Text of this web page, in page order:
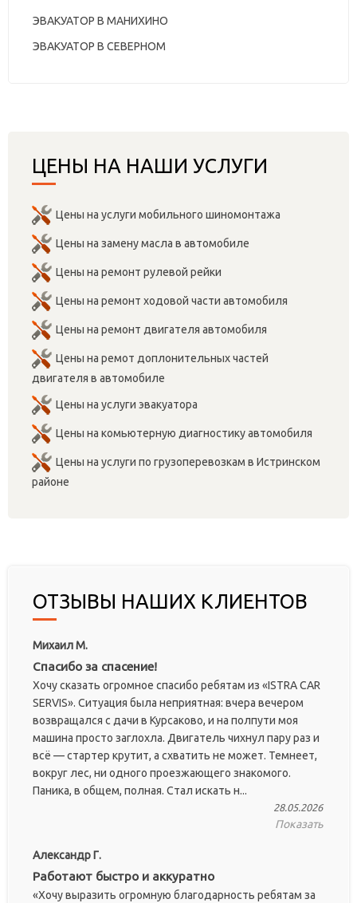
ЭВАКУАТОР В МАНИХИНО
ЭВАКУАТОР В СЕВЕРНОМ
ЦЕНЫ НА НАШИ УСЛУГИ
Цены на услуги мобильного шиномонтажа
Цены на замену масла в автомобиле
Цены на ремонт рулевой рейки
Цены на ремонт ходовой части автомобиля
Цены на ремонт двигателя автомобиля
Цены на ремот доплонительных частей
двигателя в автомобиле
Цены на услуги эвакуатора
Цены на комьютерную диагностику автомобиля
Цены на услуги по грузоперевозкам в Истринском
районе
ОТЗЫВЫ НАШИХ КЛИЕНТОВ
Михаил М.
Спасибо за спасение!
Хочу сказать огромное спасибо ребятам из «ISTRA CAR
SERVIS». Ситуация была неприятная: вчера вечером
возвращался с дачи в Курсаково, и на полпути моя
машина просто заглохла. Двигатель чихнул пару раз и
всё — стартер крутит, а схватить не может. Темнеет,
вокруг лес, ни одного проезжающего знакомого.
Паника, в общем, полная. Стал искать н...
28.05.2026
Показать
Александр Г.
Работают быстро и аккуратно
«Хочу выразить огромную благодарность ребятам за